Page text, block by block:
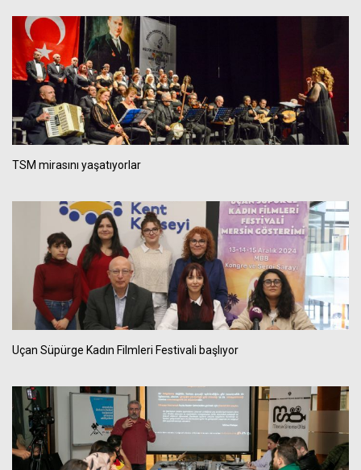
TSM mirasını yaşatıyorlar
Uçan Süpürge Kadın Filmleri Festivali başlıyor